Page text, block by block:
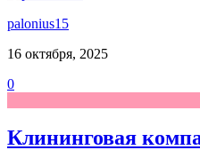
palonius15
16 октября, 2025
0
Клининговая